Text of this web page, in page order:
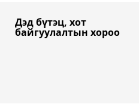
Дэд бүтэц, хот
байгуулалтын хороо